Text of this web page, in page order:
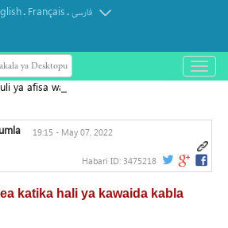
. Français.فارسی
ya Desktopu
باز
و
ya afisa wa Yemen kufuatia
na Pakistan
19:15 - May 07, 2022
Habari ID: 3475218
katika hali ya kawaida kabla